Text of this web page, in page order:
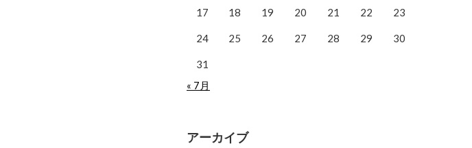
17 18 19 20 21 22 23
24 25 26 27 28 29 30
31
« 7月
アーカイブ